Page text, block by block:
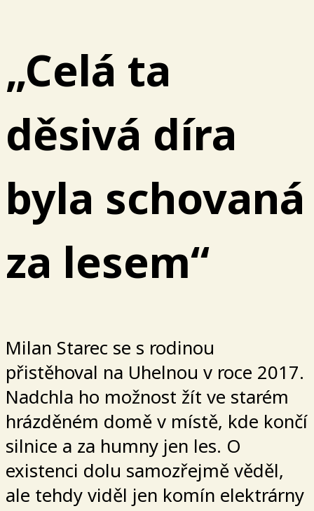
„Celá ta
děsivá díra
byla schovaná
za lesem“
Milan Starec se s rodinou
přistěhoval na Uhelnou v roce 2017.
Nadchla ho možnost žít ve starém
hrázděném domě v místě, kde končí
silnice a za humny jen les. O
existenci dolu samozřejmě věděl,
ale tehdy viděl jen komín elektrárny